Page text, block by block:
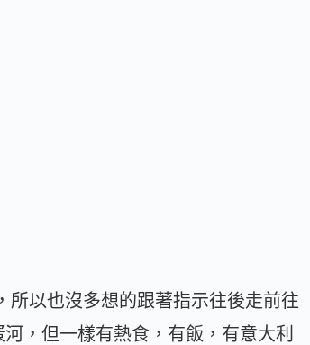
所以也沒多想的跟著指示往後走前往
河，但一樣有熱食，有飯，有意大利